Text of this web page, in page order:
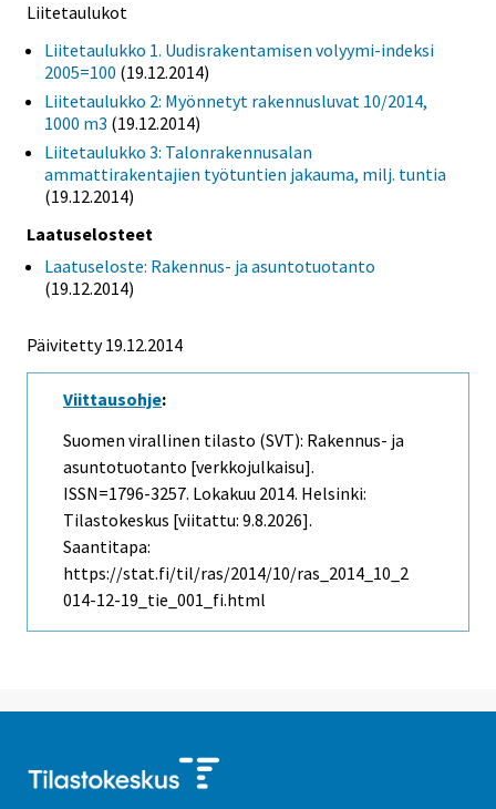
Liitetaulukot
Liitetaulukko 1. Uudisrakentamisen volyymi-indeksi
2005=100 (19.12.2014)
Liitetaulukko 2: Myönnetyt rakennusluvat 10/2014,
1000 m3 (19.12.2014)
Liitetaulukko 3: Talonrakennusalan
ammattirakentajien työtuntien jakauma, milj. tuntia
(19.12.2014)
Laatuselosteet
Laatuseloste: Rakennus- ja asuntotuotanto
(19.12.2014)
Päivitetty 19.12.2014
Viittausohje:
Suomen virallinen tilasto (SVT): Rakennus- ja
asuntotuotanto [verkkojulkaisu].
ISSN=1796-3257. Lokakuu 2014. Helsinki:
Tilastokeskus [viitattu: 9.8.2026].
Saantitapa:
https://stat.fi/til/ras/2014/10/ras_2014_10_2
014-12-19_tie_001_fi.html